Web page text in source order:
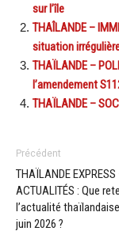
sur l’île
THAÎLANDE –
situation
THAÏLANDE –
l’amendement
THAÏLANDE –
Précédent
THAÏLANDE EXPRESS
ACTUALITÉS : Que
l’actualité
juin 2026 ?